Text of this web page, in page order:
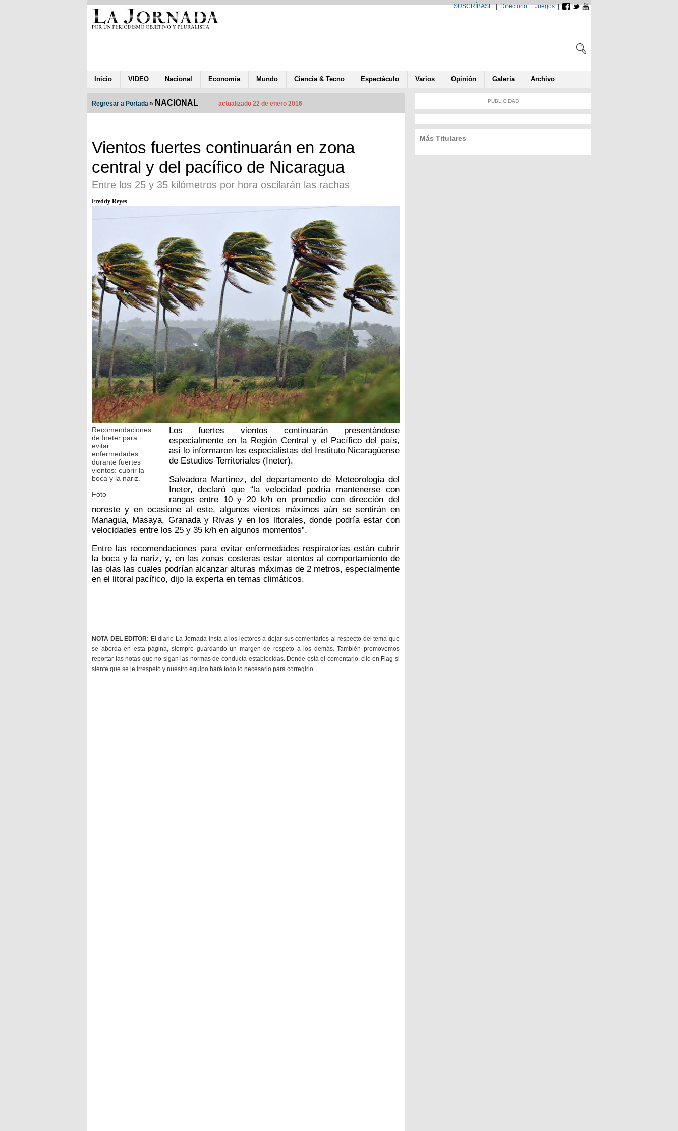
SUSCRÍBASE|Directorio|Juegos|
Inicio VIDEO Nacional Economía Mundo Ciencia & Tecno Espectáculo Varios Opinión Galería Archivo
Regresar a Portada » NACIONAL actualizado 22 de enero 2016
Vientos fuertes continuarán en zona
central y del pacífico de Nicaragua
Entre los 25 y 35 kilómetros por hora oscilarán las rachas
Freddy Reyes
Recomendaciones
de Ineter para
evitar
enfermedades
durante fuertes
vientos: cubrir la
boca y la nariz.
Foto
Los fuertes vientos continuarán presentándose
especialmente en la Región Central y el Pacífico del país,
así lo informaron los especialistas del Instituto Nicaragüense
de Estudios Territoriales (Ineter).
Salvadora Martínez, del departamento de Meteorología del
Ineter, declaró que “la velocidad podría mantenerse con
rangos entre 10 y 20 k/h en promedio con dirección del
noreste y en ocasione al este, algunos vientos máximos aún se sentirán en
Managua, Masaya, Granada y Rivas y en los litorales, donde podría estar con
velocidades entre los 25 y 35 k/h en algunos momentos”.
Entre las recomendaciones para evitar enfermedades respiratorias están cubrir
la boca y la nariz, y, en las zonas costeras estar atentos al comportamiento de
las olas las cuales podrían alcanzar alturas máximas de 2 metros, especialmente
en el litoral pacífico, dijo la experta en temas climáticos.
NOTA DEL EDITOR: El diario La Jornada insta a los lectores a dejar sus comentarios al respecto del tema que
se aborda en esta página, siempre guardando un margen de respeto a los demás. También promovemos
reportar las notas que no sigan las normas de conducta establecidas. Donde está el comentario, clic en Flag si
siente que se le irrespetó y nuestro equipo hará todo lo necesario para corregirlo.
PUBLICIDAD
Más Titulares